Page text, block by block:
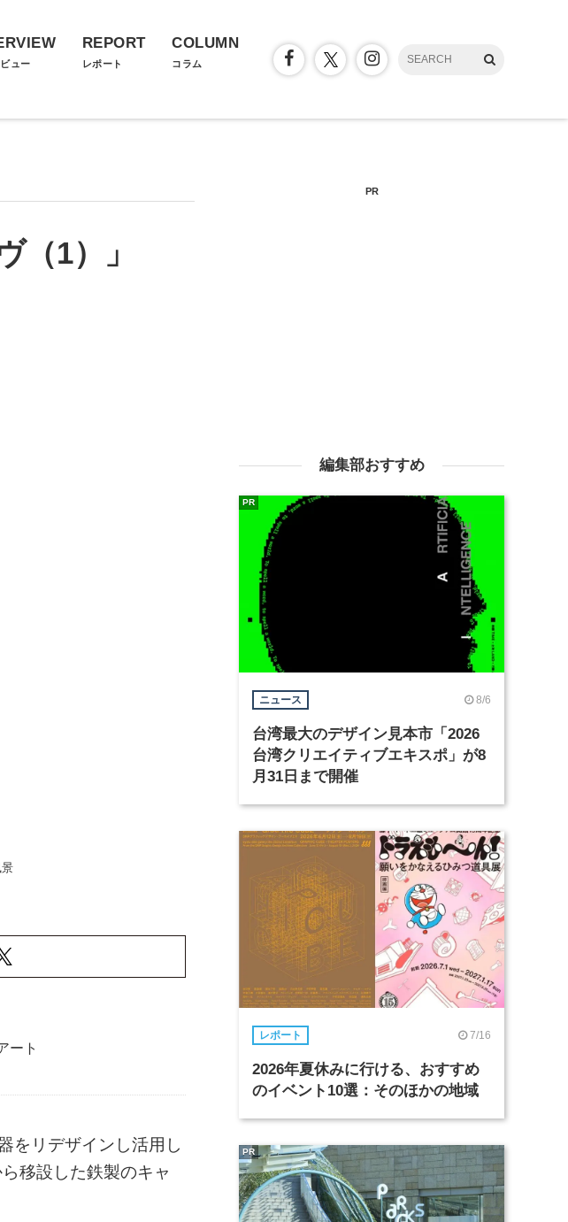
ュー
REPORT
レポート
COLUMN
コラム
（1）」
ート
をリデザインし活用し
移設した鉄製のキャ
PR
編集部おすすめ
ニュース 8/6
台湾最大のデザイン見本市「2026
台湾クリエイティブエキスポ」が8
月31日まで開催
PR
レポート 7/16
2026年夏休みに行ける、おすすめ
のイベント10選：そのほかの地域
PR